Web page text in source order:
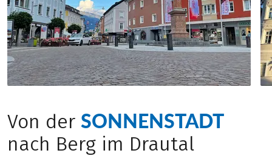
Von der SONNENSTADT
nach Berg im Drautal